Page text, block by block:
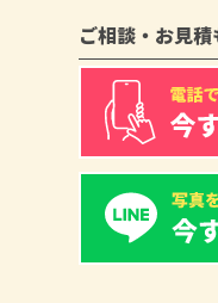
ご相談・お見積